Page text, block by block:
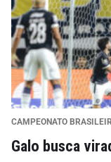
CAMPEONATO
Galo busca